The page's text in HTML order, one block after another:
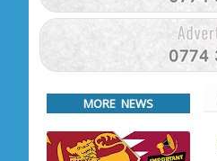
MORE NEWS